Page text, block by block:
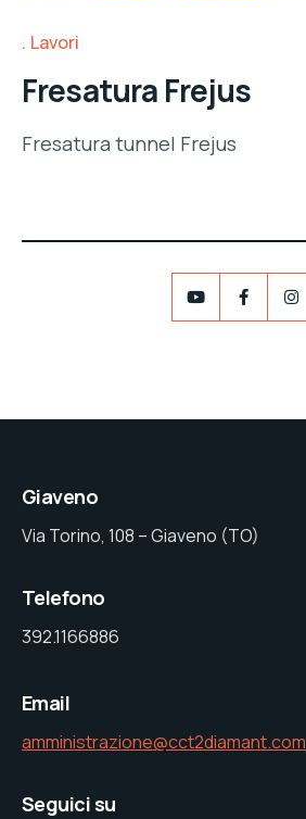
Lavori
Fresatura Frejus
Fresatura tunnel Frejus
Giaveno
Via Torino, 108 – Giaveno (TO)
Telefono
392.1166886
Email
amministrazione@cct2diamant.com
Seguici su